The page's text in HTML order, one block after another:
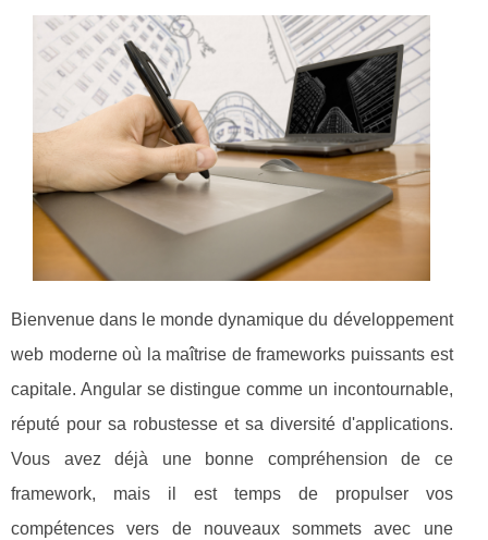
Bienvenue dans le monde dynamique du développement
web moderne où la maîtrise de frameworks puissants est
capitale. Angular se distingue comme un incontournable,
réputé pour sa robustesse et sa diversité d'applications.
Vous avez déjà une bonne compréhension de ce
framework, mais il est temps de propulser vos
compétences vers de nouveaux sommets avec une